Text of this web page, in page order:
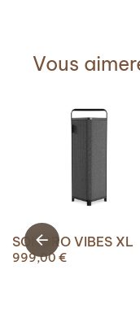
Vous
SONORO VIBES XL
999,00 €